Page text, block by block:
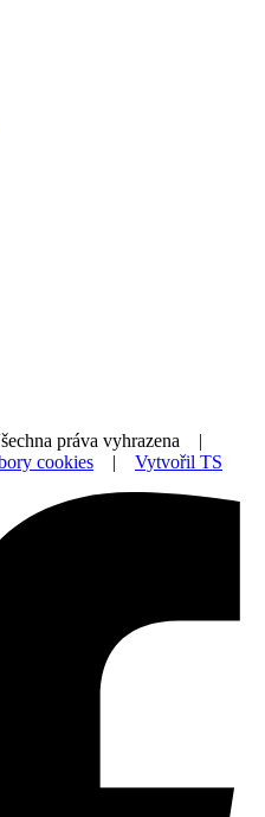
práva vyhrazena |
cookies | Vytvořil TS